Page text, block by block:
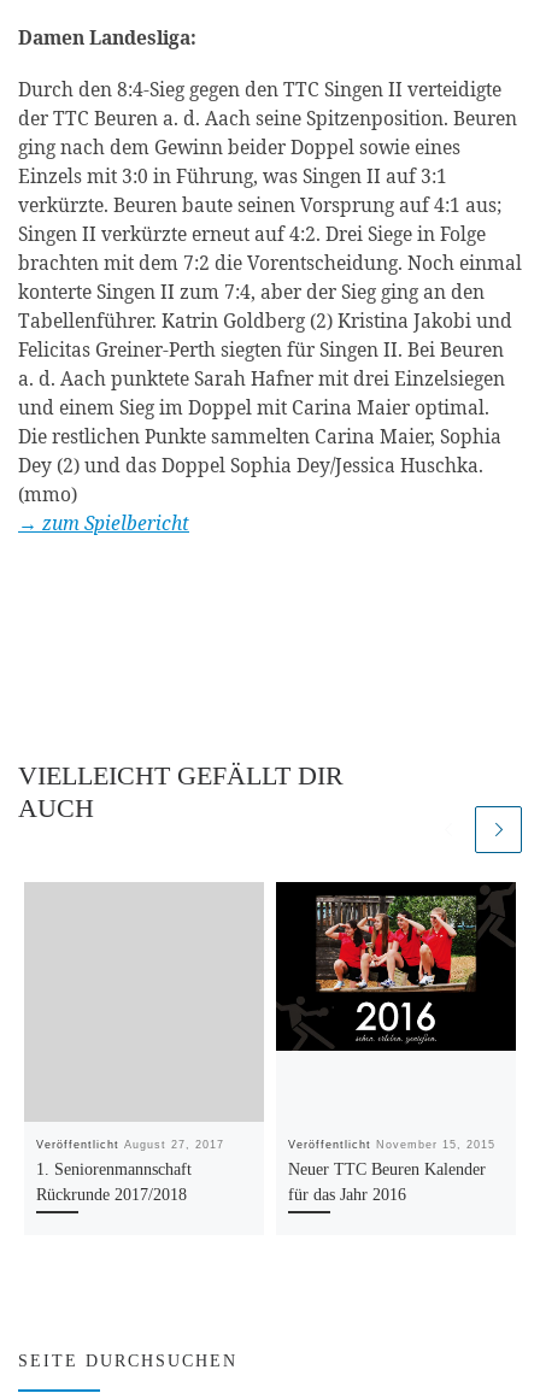
Damen Landesliga:
Durch den 8:4-Sieg gegen den TTC Singen II verteidigte
der TTC Beuren a. d. Aach seine Spitzenposition. Beuren
ging nach dem Gewinn beider Doppel sowie eines
Einzels mit 3:0 in Führung, was Singen II auf 3:1
verkürzte. Beuren baute seinen Vorsprung auf 4:1 aus;
Singen II verkürzte erneut auf 4:2. Drei Siege in Folge
brachten mit dem 7:2 die Vorentscheidung. Noch einmal
konterte Singen II zum 7:4, aber der Sieg ging an den
Tabellenführer. Katrin Goldberg (2) Kristina Jakobi und
Felicitas Greiner-Perth siegten für Singen II. Bei Beuren
a. d. Aach punktete Sarah Hafner mit drei Einzelsiegen
und einem Sieg im Doppel mit Carina Maier optimal.
Die restlichen Punkte sammelten Carina Maier, Sophia
Dey (2) und das Doppel Sophia Dey/Jessica Huschka.
(mmo)
→ zum Spielbericht
VIELLEICHT GEFÄLLT DIR
AUCH
VeröffentlichtAugust 27, 2017
1. Seniorenmannschaft
Rückrunde 2017/2018
Veröffentlicht November 15, 2015
Neuer TTC Beuren Kalender
für das Jahr 2016
SEITE DURCHSUCHEN